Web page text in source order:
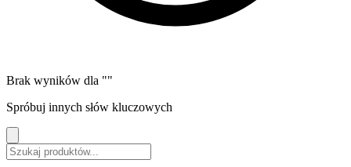
Brak wyników dla ""
Spróbuj innych słów kluczowych